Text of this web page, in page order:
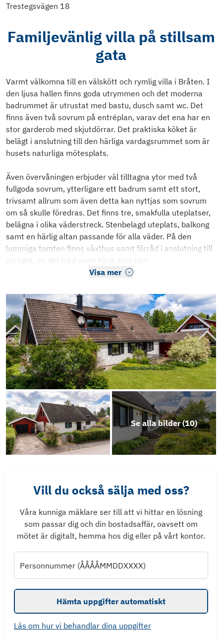
Trestegsvägen 18
Familjevänlig villa på stillsam
gata
Varmt välkomna till en välskött och rymlig villa i Bråten. I
den ljusa hallen finns goda utrymmen och det moderna
badrummet är utrustat med bastu, dusch samt wc. Det
finns även två sovrum på entréplan, varav det ena har en
stor garderob med skjutdörrar. Det praktiska köket är
belägt i anslutning till den härliga vardagsrummet som är
husets naturliga mötesplats.
Även övervåningen erbjuder väl tilltagna ytor med två
fullgoda sovrum, ytterligare ett badrum samt ett stort,
trivsamt allrum som även detta kan nyttjas som sovrum
om så skulle föredras. Det finns tre, smakfulla uteplatser,
belägna i olika väderstreck. Stenbelagd uteplats, balkong
samt en härlig altan passande för alla väder. På den
lummiga tomten finns växthus samt förråd i anslutning till
garaget, en del träd samt häck som ram
Visa mer
Se alla bilder (10)
Vill du också sälja med oss?
Våra kunniga mäklare ser till att vi hittar en lösning
som passar dig och din bostadsaffär, oavsett om
mötet är digitalt, hemma hos dig eller på vårt kontor.
Personnummer (ÅÅÅÅMMDDXXXX)
Hämta uppgifter automatiskt
Läs om hur vi behandlar dina uppgifter